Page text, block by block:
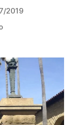
2019
su
–
Stanford
University